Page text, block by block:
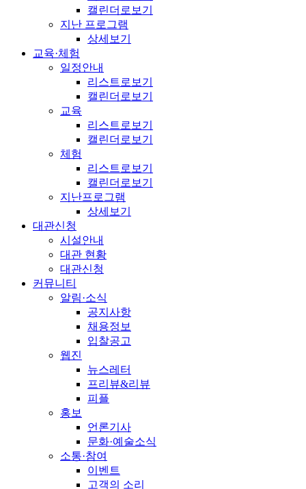
캘린더로보기
지난 프로그램
상세보기
교육·체험
일정안내
리스트로보기
캘린더로보기
교육
리스트로보기
캘린더로보기
체험
리스트로보기
캘린더로보기
지난프로그램
상세보기
대관신청
시설안내
대관 현황
대관신청
커뮤니티
알림·소식
공지사항
채용정보
입찰공고
웹진
뉴스레터
프리뷰&리뷰
피플
홍보
언론기사
문화·예술소식
소통·참여
이벤트
고객의 소리